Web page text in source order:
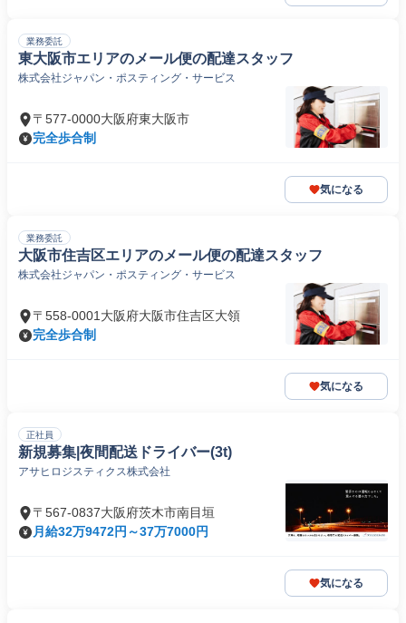
業務委託
東大阪市エリアのメール便の配達スタッフ
株式会社ジャパン・ポスティング・サービス
〒577-0000大阪府東大阪市
完全歩合制
気になる
業務委託
大阪市住吉区エリアのメール便の配達スタッフ
株式会社ジャパン・ポスティング・サービス
〒558-0001大阪府大阪市住吉区大領
完全歩合制
気になる
正社員
新規募集|夜間配送ドライバー(3t)
アサヒロジスティクス株式会社
〒567-0837大阪府茨木市南目垣
月給32万9472円～37万7000円
気になる